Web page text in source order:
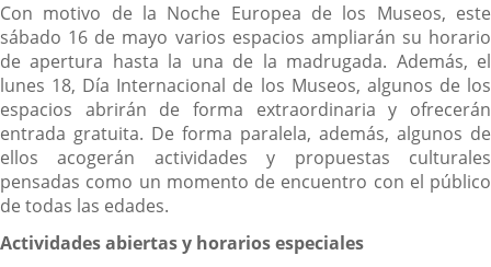
Con motivo de la Noche Europea de los Museos, este
sábado 16 de mayo varios espacios ampliarán su horario
de apertura hasta la una de la madrugada. Además, el
lunes 18, Día Internacional de los Museos, algunos de los
espacios abrirán de forma extraordinaria y ofrecerán
entrada gratuita. De forma paralela, además, algunos de
ellos acogerán actividades y propuestas culturales
pensadas como un momento de encuentro con el público
de todas las edades.
Actividades abiertas y horarios especiales